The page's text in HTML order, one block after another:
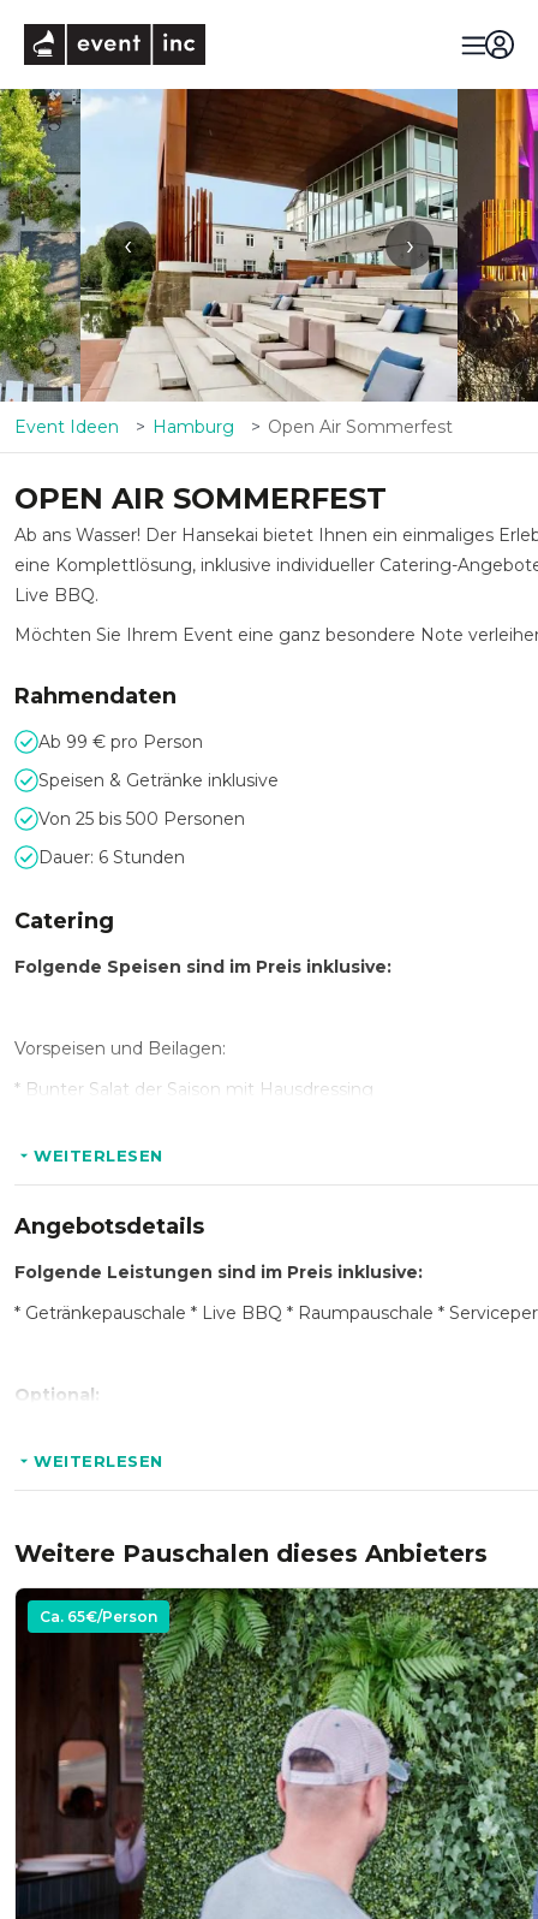
‹ ›
Event Ideen Hamburg Open Air Sommerfest
OPEN AIR SOMMERFEST
Ab ans Wasser! Der Hansekai bietet Ihnen ein einmaliges
eine Komplettlösung, inklusive individueller Catering-
Live BBQ.
Möchten Sie Ihrem Event eine ganz besondere Note
Rahmendaten
Ab 99 € pro Person
Speisen & Getränke inklusive
Von 25 bis 500 Personen
Dauer: 6 Stunden
Catering
Folgende Speisen sind im Preis inklusive:
Vorspeisen und Beilagen:
* Bunter Salat der Saison mit Hausdressing
* Pellkartoffelsalat mit frischen Kräutern
* Hähnchenbruststeak in hausgemachter Marinade
* Folienkartoffel mit Sour Creme
* Auswahl an verschiedenen Grillsaucen
Dessert:
* Rote Grütze mit Vanille Sauce mit frischer Minze garniert
Folgende Getränke sind im Preis inklusive:
* Acqua Morelli Sparkling | Non Sparkling
* Klindworth Orangensaft
* Coca-Cola | Coca-Cola Zero | Fanta | Sprite
WEITERLESEN
Angebotsdetails
Folgende Leistungen sind im Preis inklusive:
* Getränkepauschale * Live BBQ * Raumpauschale *
Optional:
WEITERLESEN
Weitere Pauschalen dieses Anbieters
Ca. 65€/Person